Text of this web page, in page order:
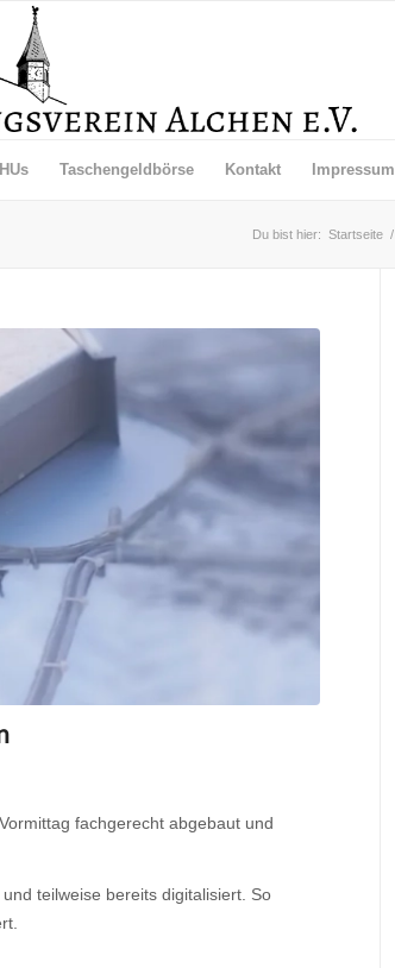
Taschengeldbörse Kontakt Impressum
Du bist hier: Startseite /
fachgerecht abgebaut und
teilweise bereits digitalisiert. So